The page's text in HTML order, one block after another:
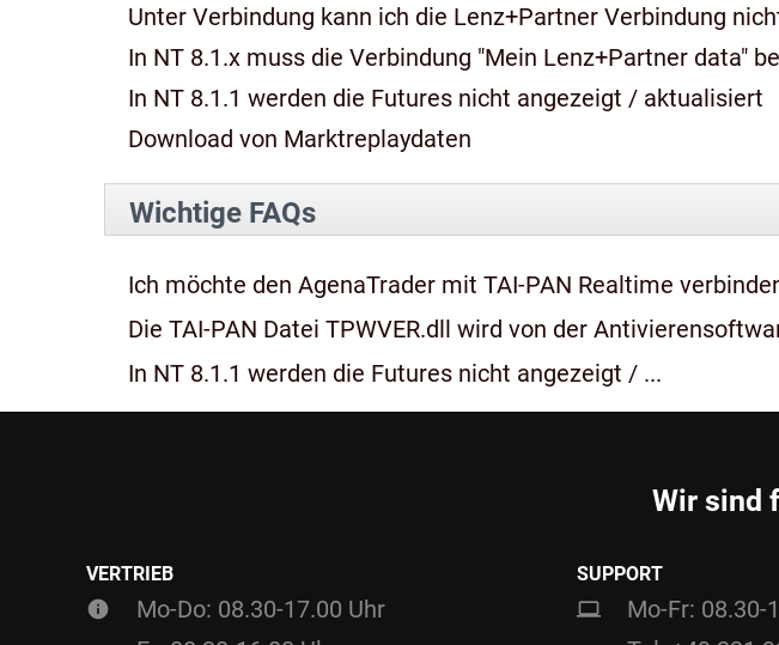
Unter Verbindung kann ich die Lenz+Partner Verbindung
In NT 8.1.x muss die Verbindung "Mein Lenz+Partner data"
In NT 8.1.1 werden die Futures nicht angezeigt / aktualisiert
Download von Marktreplaydaten
Wichtige FAQs
Ich möchte den AgenaTrader mit TAI-PAN Realtime
Die TAI-PAN Datei TPWVER.dll wird von der
In NT 8.1.1 werden die Futures nicht angezeigt / ...
Wir sind
VERTRIEB
Mo-Do: 08.30-17.00 Uhr
SUPPORT
Mo-Fr: 08.30-